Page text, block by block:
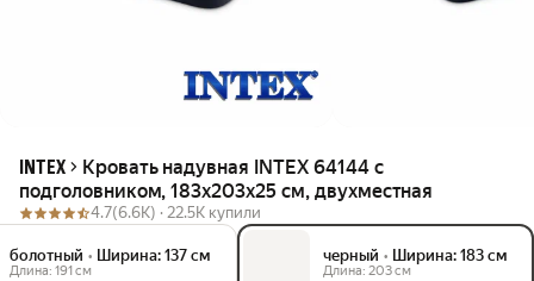
INTEX
Кровать надувная INTEX 64144 с
подголовником, 183x203x25 см, двухместная
4.7(6.6K) · 22.5K купили
болотный • Ширина: 137 см
Длина: 191 см
черный • Ширина: 183 см
Длина: 203 см